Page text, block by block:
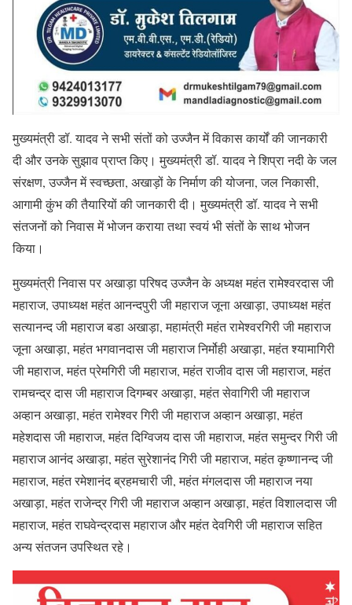
मुख्यमंत्री डॉ. यादव ने सभी संतों को उज्जैन में विकास कार्यों की जानकारी
दी और उनके सुझाव प्राप्त किए। मुख्यमंत्री डॉ. यादव ने शिप्रा नदी के जल
संरक्षण, उज्जैन में स्वच्छता, अखाड़ों के निर्माण की योजना, जल निकासी,
आगामी कुंभ की तैयारियों की जानकारी दी। मुख्यमंत्री डॉ. यादव ने सभी
संतजनों को निवास में भोजन कराया तथा स्वयं भी संतों के साथ भोजन
किया।
मुख्यमंत्री निवास पर अखाड़ा परिषद उज्जैन के अध्यक्ष महंत रामेश्वरदास जी
महाराज, उपाध्यक्ष महंत आनन्दपुरी जी महाराज जूना अखाड़ा, उपाध्यक्ष महंत
सत्यानन्द जी महाराज बडा अखाड़ा, महामंत्री महंत रामेश्वरगिरी जी महाराज
जूना अखाड़ा, महंत भगवानदास जी महाराज निर्मोही अखाड़ा, महंत श्यामागिरी
जी महाराज, महंत प्रेमगिरी जी महाराज, महंत राजीव दास जी महाराज, महंत
रामचन्द्र दास जी महाराज दिगम्बर अखाड़ा, महंत सेवागिरी जी महाराज
अव्हान अखाड़ा, महंत रामेश्वर गिरी जी महाराज अव्हान अखाड़ा, महंत
महेशदास जी महाराज, महंत दिग्विजय दास जी महाराज, महंत समुन्दर गिरी जी
महाराज आनंद अखाड़ा, महंत सुरेशानंद गिरी जी महाराज, महंत कृष्णानन्द जी
महाराज, महंत रमेशानंद ब्रहमचारी जी, महंत मंगलदास जी महाराज नया
अखाड़ा, महंत राजेन्द्र गिरी जी महाराज अव्हान अखाड़ा, महंत विशालदास जी
महाराज, महंत राघवेन्द्रदास महाराज और महंत देवगिरी जी महाराज सहित
अन्य संतजन उपस्थित रहे।